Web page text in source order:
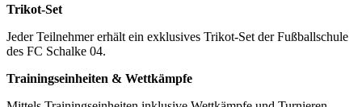
Trikot-Set
Jeder Teilnehmer erhält ein exklusives Trikot-Set der Fußballschule
des FC Schalke 04.
Trainingseinheiten & Wettkämpfe